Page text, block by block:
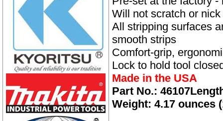
Kìm bấm rệp nối dây
Dao cài phiến Siemen
Dao cài phiến ALCATEL-
OSA3
Dao cài phiến Krone
Dao cài phiến đa năng
Thang nhôm xếp Xtend-
Climb 770P
Will not scratch or
All stripping surfaces
smooth strips
Comfort-grip,
Lock to hold tool
Made in the USA
Part No.:
Weight: 4.17 ounces